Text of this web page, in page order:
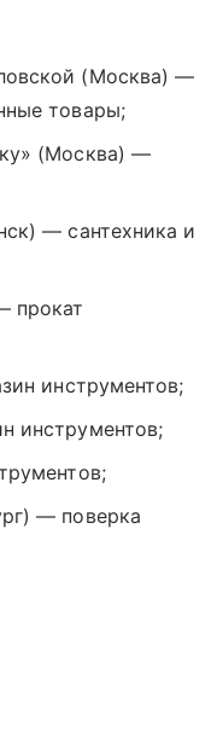
(Москва) —
товары;
(Москва) —
— сантехника и
прокат
инструментов;
инструментов;
— поверка